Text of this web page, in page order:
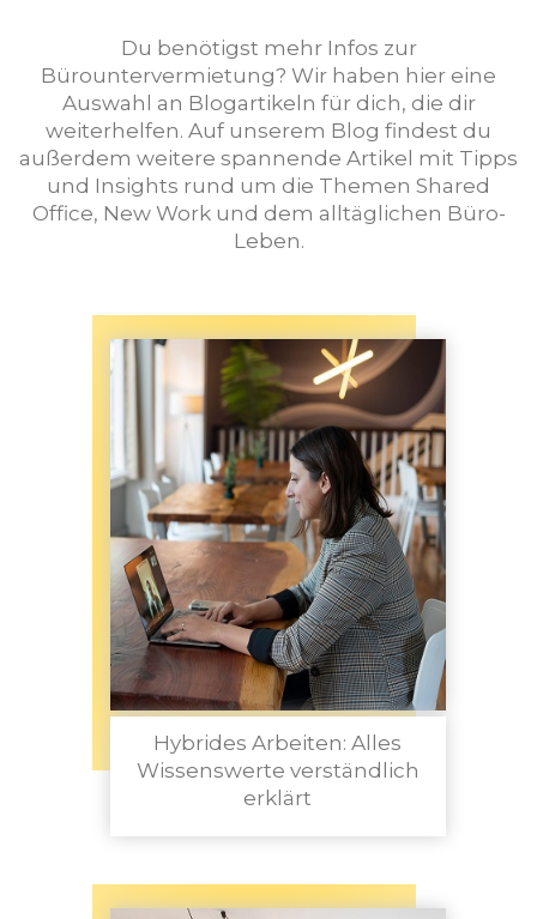
Du benötigst mehr Infos zur
Bürountervermietung? Wir haben hier eine
Auswahl an Blogartikeln für dich, die dir
weiterhelfen. Auf unserem Blog findest du
außerdem weitere spannende Artikel mit Tipps
und Insights rund um die Themen Shared
Office, New Work und dem alltäglichen Büro-
Leben.
Hybrides Arbeiten: Alles
Wissenswerte verständlich
erklärt